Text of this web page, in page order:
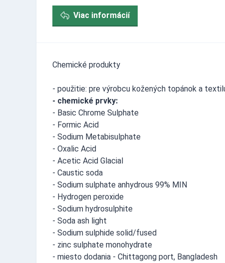
Viac informácií
Chemické produkty
- použitie: pre výrobcu kožených topánok a
- chemické prvky:
- Basic Chrome Sulphate
- Formic Acid
- Sodium Metabisulphate
- Oxalic Acid
- Acetic Acid Glacial
- Caustic soda
- Sodium sulphate anhydrous 99% MIN
- Hydrogen peroxide
- Sodium hydrosulphite
- Soda ash light
- Sodium sulphide solid/fused
- zinc sulphate monohydrate
- miesto dodania - Chittagong port, Bangladesh